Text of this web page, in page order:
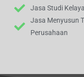
Jasa Studi
Jasa Menyusun
Perusahaan